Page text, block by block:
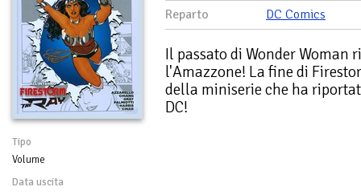
Tipo
Volume
Data uscita
Reparto
DC Comics
Il passato di Wonder Woman
l'Amazzone! La fine di
della miniserie che ha
DC!